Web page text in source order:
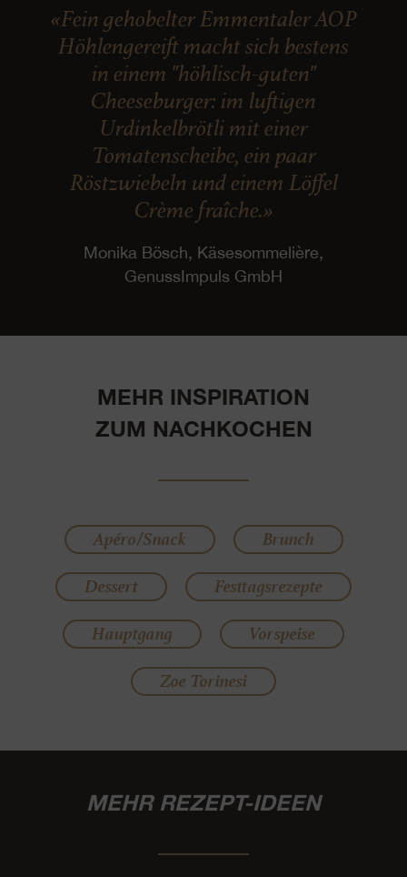
«Fein gehobelter Emmentaler AOP
Höhlengereift macht sich bestens
in einem "höhlisch-guten"
Cheeseburger: im luftigen
Urdinkelbrötli mit einer
Tomatenscheibe, ein paar
Röstzwiebeln und einem Löffel
Crème fraîche.»
Monika Bösch, Käsesommelière,
GenussImpuls GmbH
MEHR INSPIRATION
ZUM NACHKOCHEN
Apéro/Snack
Brunch
Dessert
Festtagsrezepte
Hauptgang
Vorspeise
Zoe Torinesi
MEHR REZEPT-IDEEN